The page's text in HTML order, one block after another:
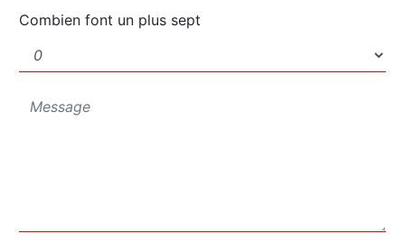
Combien font un plus sept